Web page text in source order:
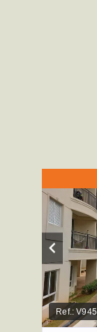
Ref.:V945